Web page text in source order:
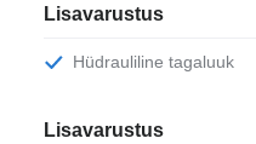
Lisavarustus
Hüdrauliline tagaluuk
Lisavarustus